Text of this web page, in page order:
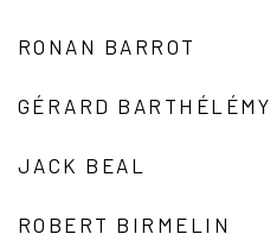
RONAN BARROT
GÉRARD BARTHÉLÉMY
JACK BEAL
ROBERT BIRMELIN